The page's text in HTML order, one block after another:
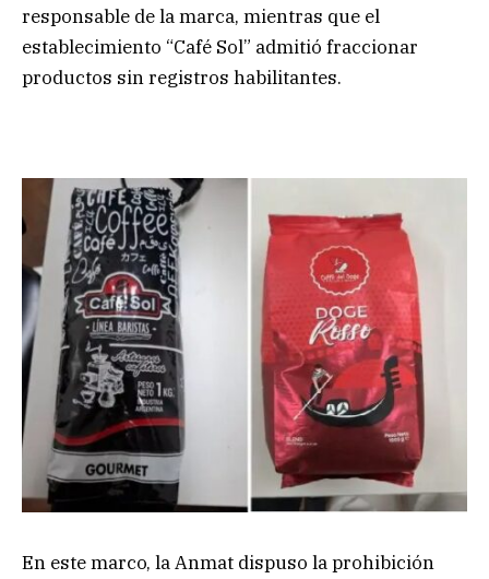
responsable de la marca, mientras que el
establecimiento “Café Sol” admitió fraccionar
productos sin registros habilitantes.
En este marco, la Anmat dispuso la prohibición